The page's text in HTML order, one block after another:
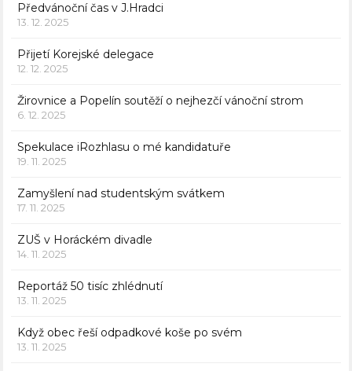
Předvánoční čas v J.Hradci
13. 12. 2025
Přijetí Korejské delegace
12. 12. 2025
Žirovnice a Popelín soutěží o nejhezčí vánoční strom
6. 12. 2025
Spekulace iRozhlasu o mé kandidatuře
19. 11. 2025
Zamyšlení nad studentským svátkem
17. 11. 2025
ZUŠ v Horáckém divadle
14. 11. 2025
Reportáž 50 tisíc zhlédnutí
13. 11. 2025
Když obec řeší odpadkové koše po svém
13. 11. 2025